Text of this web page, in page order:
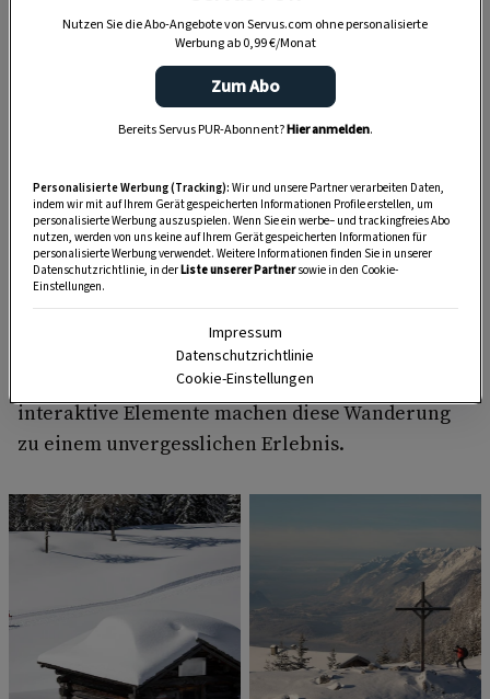
winterliches Rahmenprogramm mit Picknicks im
Schnee, Rodelausflügen und einem kostenlosen
Shuttleservice sorgt zusätzlich für Komfort.
Im Pillerseetal lässt sich, bei einerromantischen
begleitet von Weisenbläsern, der Winter mit
allen Sinnen erleben. Im Anschluss wärmt ein
Punsch oder Glühwein die Hände und das Herz.
Und wer es noch außergewöhnlicher mag,
Naturparkregion Reutte
erleuchteten Winterwanderweg bei der
Burgruine Ehrenberg: Lichtobjekte, Musik und
interaktive Elemente machen diese Wanderung
zu einem unvergesslichen Erlebnis.
Nutzen Sie die Abo-Angebote von Servus.com ohne personalisierte
Werbung ab 0,99 €/Monat
Zum Abo
Bereits Servus PUR-Abonnent?Hier anmelden.
Personalisierte Werbung (Tracking): Wir und unsere Partner verarbeiten Daten,
indem wir mit auf Ihrem Gerät gespeicherten Informationen Profile erstellen, um
personalisierte Werbung auszuspielen. Wenn Sie ein werbe– und trackingfreies Abo
nutzen, werden von uns keine auf Ihrem Gerät gespeicherten Informationen für
personalisierte Werbung verwendet. Weitere Informationen finden Sie in unserer
Datenschutzrichtlinie, in derListe unserer Partnersowie in den Cookie-
Einstellungen.
Impressum
Datenschutzrichtlinie
Cookie-Einstellungen